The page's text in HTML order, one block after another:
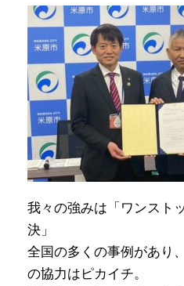
我々の強みは「ワンスト
決」
全国の多くの事例があり
の協力はピカイチ。